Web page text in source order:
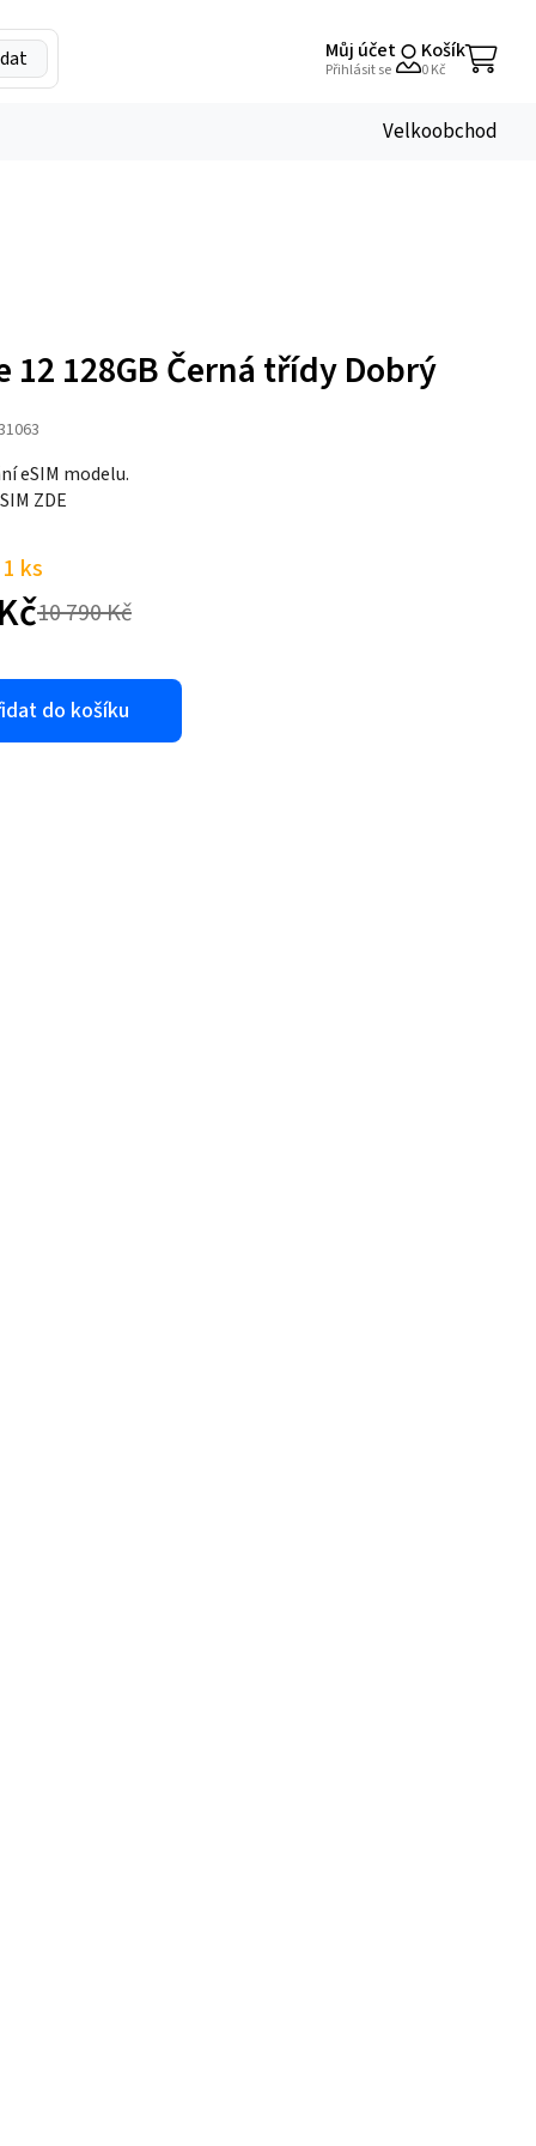
My
Account
Můj účet
Přihlásit se
Košík
0Kč
Velkoobchod
12 128GB Černá třídy Dobrý
eSIM modelu.
ZDE
ks
10 790Kč
Kč
do košíku